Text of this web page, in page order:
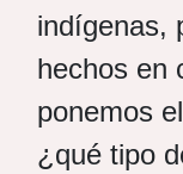
indígenas,
hechos en
ponemos
¿qué tipo